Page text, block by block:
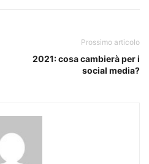
Prossimo articolo
2021: cosa cambierà per i
social media?